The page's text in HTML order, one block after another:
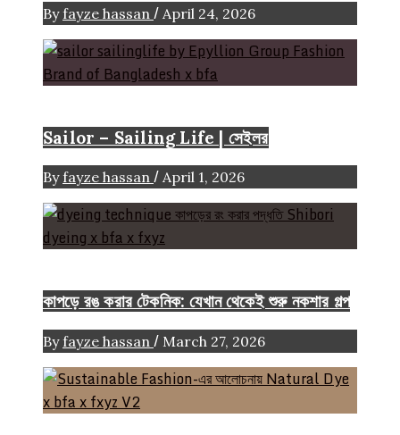
By fayze hassan / April 24, 2026
Sailor – Sailing Life | সেইলর
By fayze hassan / April 1, 2026
কাপড়ে রঙ করার টেকনিক: যেখান থেকেই শুরু নকশার গল্প
By fayze hassan / March 27, 2026